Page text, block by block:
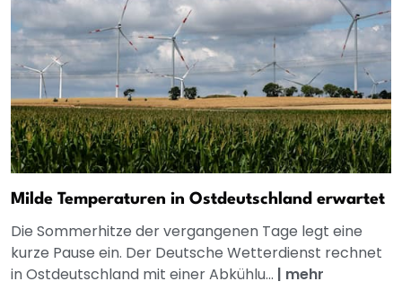
Milde Temperaturen in Ostdeutschland erwartet
Die Sommerhitze der vergangenen Tage legt eine
kurze Pause ein. Der Deutsche Wetterdienst rechnet
in Ostdeutschland mit einer Abkühlu... | mehr